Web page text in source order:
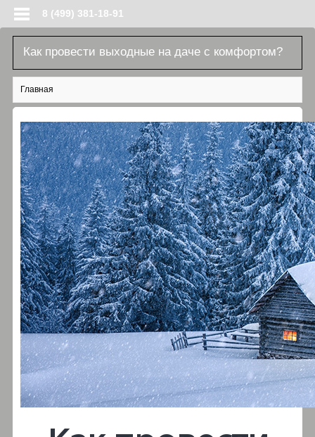
8 (499) 381-18-91
Как провести выходные на даче с комфортом?
Вы здесь
Главная